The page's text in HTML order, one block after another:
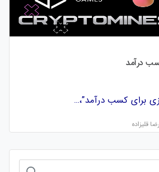
درآمد
برای کسب درآمد”،…
رضا قلیزاده